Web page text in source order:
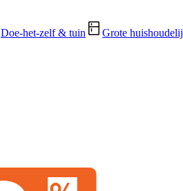
Doe-het-zelf & tuin Grote